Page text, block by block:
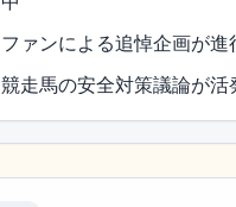
ファンによる追悼企画が進
競走馬の安全対策議論が活